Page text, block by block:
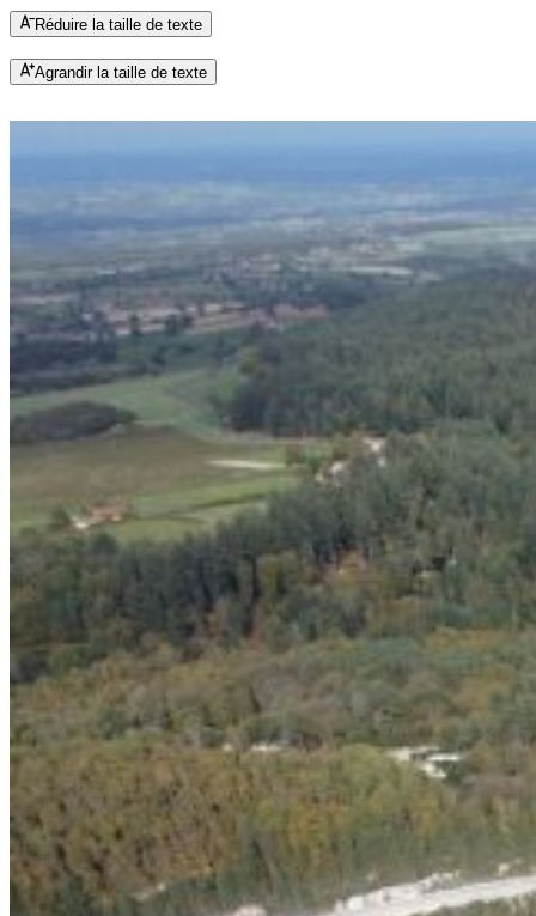
Réduire la taille de texte
Agrandir la taille de texte